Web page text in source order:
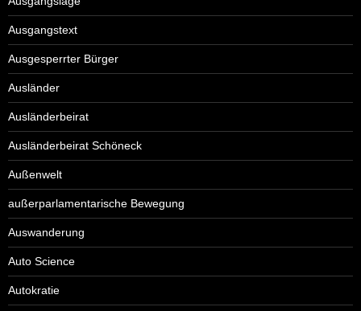
Ausgangstext
Ausgesperrter Bürger
Ausländer
Ausländerbeirat
Ausländerbeirat Schöneck
Außenwelt
außerparlamentarische Bewegung
Auswanderung
Auto Science
Autokratie